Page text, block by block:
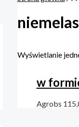
Wyświetlanie
w
Agrobs